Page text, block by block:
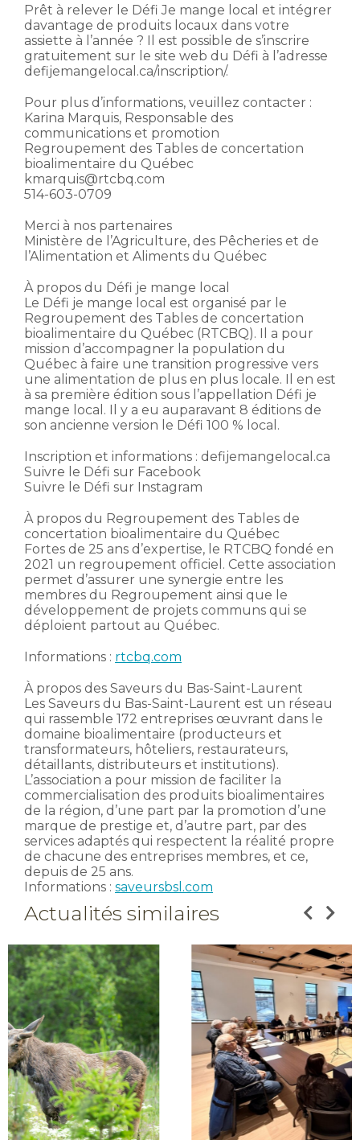
Prêt à relever le Défi Je mange local et intégrer
davantage de produits locaux dans votre
assiette à l’année ? Il est possible de s’inscrire
gratuitement sur le site web du Défi à l’adresse
defijemangelocal.ca/inscription/.
Pour plus d’informations, veuillez contacter :
Karina Marquis, Responsable des
communications et promotion
Regroupement des Tables de concertation
bioalimentaire du Québec
kmarquis@rtcbq.com
514-603-0709
Merci à nos partenaires
Ministère de l’Agriculture, des Pêcheries et de
l’Alimentation et Aliments du Québec
À propos du Défi je mange local
Le Défi je mange local est organisé par le
Regroupement des Tables de concertation
bioalimentaire du Québec (RTCBQ). Il a pour
mission d’accompagner la population du
Québec à faire une transition progressive vers
une alimentation de plus en plus locale. Il en est
à sa première édition sous l’appellation Défi je
mange local. Il y a eu auparavant 8 éditions de
son ancienne version le Défi 100 % local.
Inscription et informations : defijemangelocal.ca
Suivre le Défi sur Facebook
Suivre le Défi sur Instagram
À propos du Regroupement des Tables de
concertation bioalimentaire du Québec
Fortes de 25 ans d’expertise, le RTCBQ fondé en
2021 un regroupement officiel. Cette association
permet d’assurer une synergie entre les
membres du Regroupement ainsi que le
développement de projets communs qui se
déploient partout au Québec.
Informations : rtcbq.com
À propos des Saveurs du Bas-Saint-Laurent
Les Saveurs du Bas-Saint-Laurent est un réseau
qui rassemble 172 entreprises œuvrant dans le
domaine bioalimentaire (producteurs et
transformateurs, hôteliers, restaurateurs,
détaillants, distributeurs et institutions).
L’association a pour mission de faciliter la
commercialisation des produits bioalimentaires
de la région, d’une part par la promotion d’une
marque de prestige et, d’autre part, par des
services adaptés qui respectent la réalité propre
de chacune des entreprises membres, et ce,
depuis de 25 ans.
Informations : saveursbsl.com
Actualités similaires